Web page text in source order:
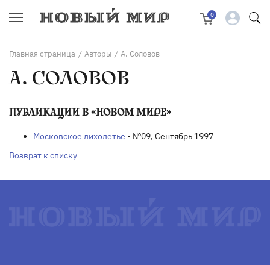
0
Главная страница / Авторы / А. Соловов
А. СОЛОВОВ
ПУБЛИКАЦИИ В «НОВОМ МИРЕ»
Московское лихолетье • №09, Сентябрь 1997
Возврат к списку